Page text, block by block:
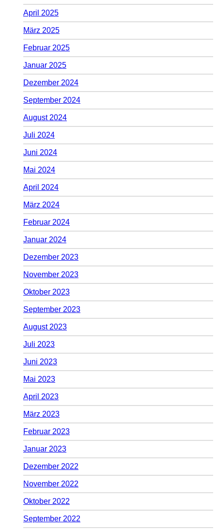
April 2025
März 2025
Februar 2025
Januar 2025
Dezember 2024
September 2024
August 2024
Juli 2024
Juni 2024
Mai 2024
April 2024
März 2024
Februar 2024
Januar 2024
Dezember 2023
November 2023
Oktober 2023
September 2023
August 2023
Juli 2023
Juni 2023
Mai 2023
April 2023
März 2023
Februar 2023
Januar 2023
Dezember 2022
November 2022
Oktober 2022
September 2022